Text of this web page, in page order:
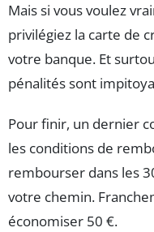
Mais si vous voulez
privilégiez la carte de
votre banque. Et
pénalités sont
Pour finir, un dernier
les conditions de
rembourser dans les
votre chemin.
économiser 50 €.